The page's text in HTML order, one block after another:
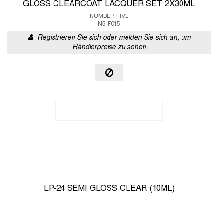
GLOSS CLEARCOAT LACQUER SET 2X30ML
NUMBER FIVE
N5-F015
Registrieren Sie sich oder melden Sie sich an, um
Händlerpreise zu sehen
LP-24 SEMI GLOSS CLEAR (10ML)